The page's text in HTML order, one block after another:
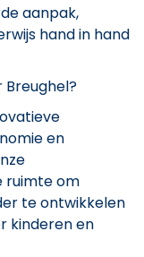
aanpak,
hand in hand
Breughel?
en
ruimte om
te ontwikkelen
kinderen en